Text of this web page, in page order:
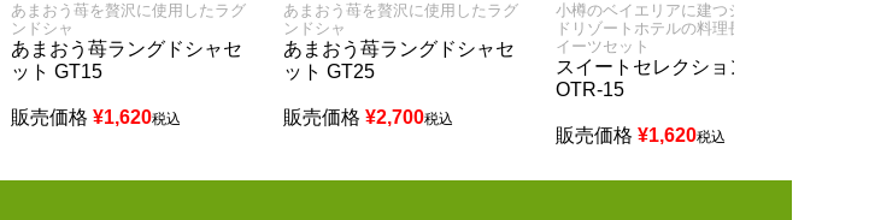
あまおう苺を贅沢に使用したラグ
ンドシャ
あまおう苺ラングドシャセ
ット GT15
販売価格 ¥1,620税込
あまおう苺を贅沢に使用したラグ
ンドシャ
あまおう苺ラングドシャセ
ット GT25
販売価格 ¥2,700税込
小樽のベイエリアに建つシーサイ
ドリゾートホテルの料理長監修ス
イーツセット
スイートセレクション
OTR-15
販売価格 ¥1,620税込